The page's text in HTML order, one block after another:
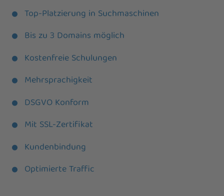
Top-Platzierung in Suchmaschinen
Bis zu 3 Domains möglich
Kostenfreie Schulungen
Mehrsprachigkeit
DSGVO Konform
Mit SSL-Zertifikat
Kundenbindung
Optimierte Traffic